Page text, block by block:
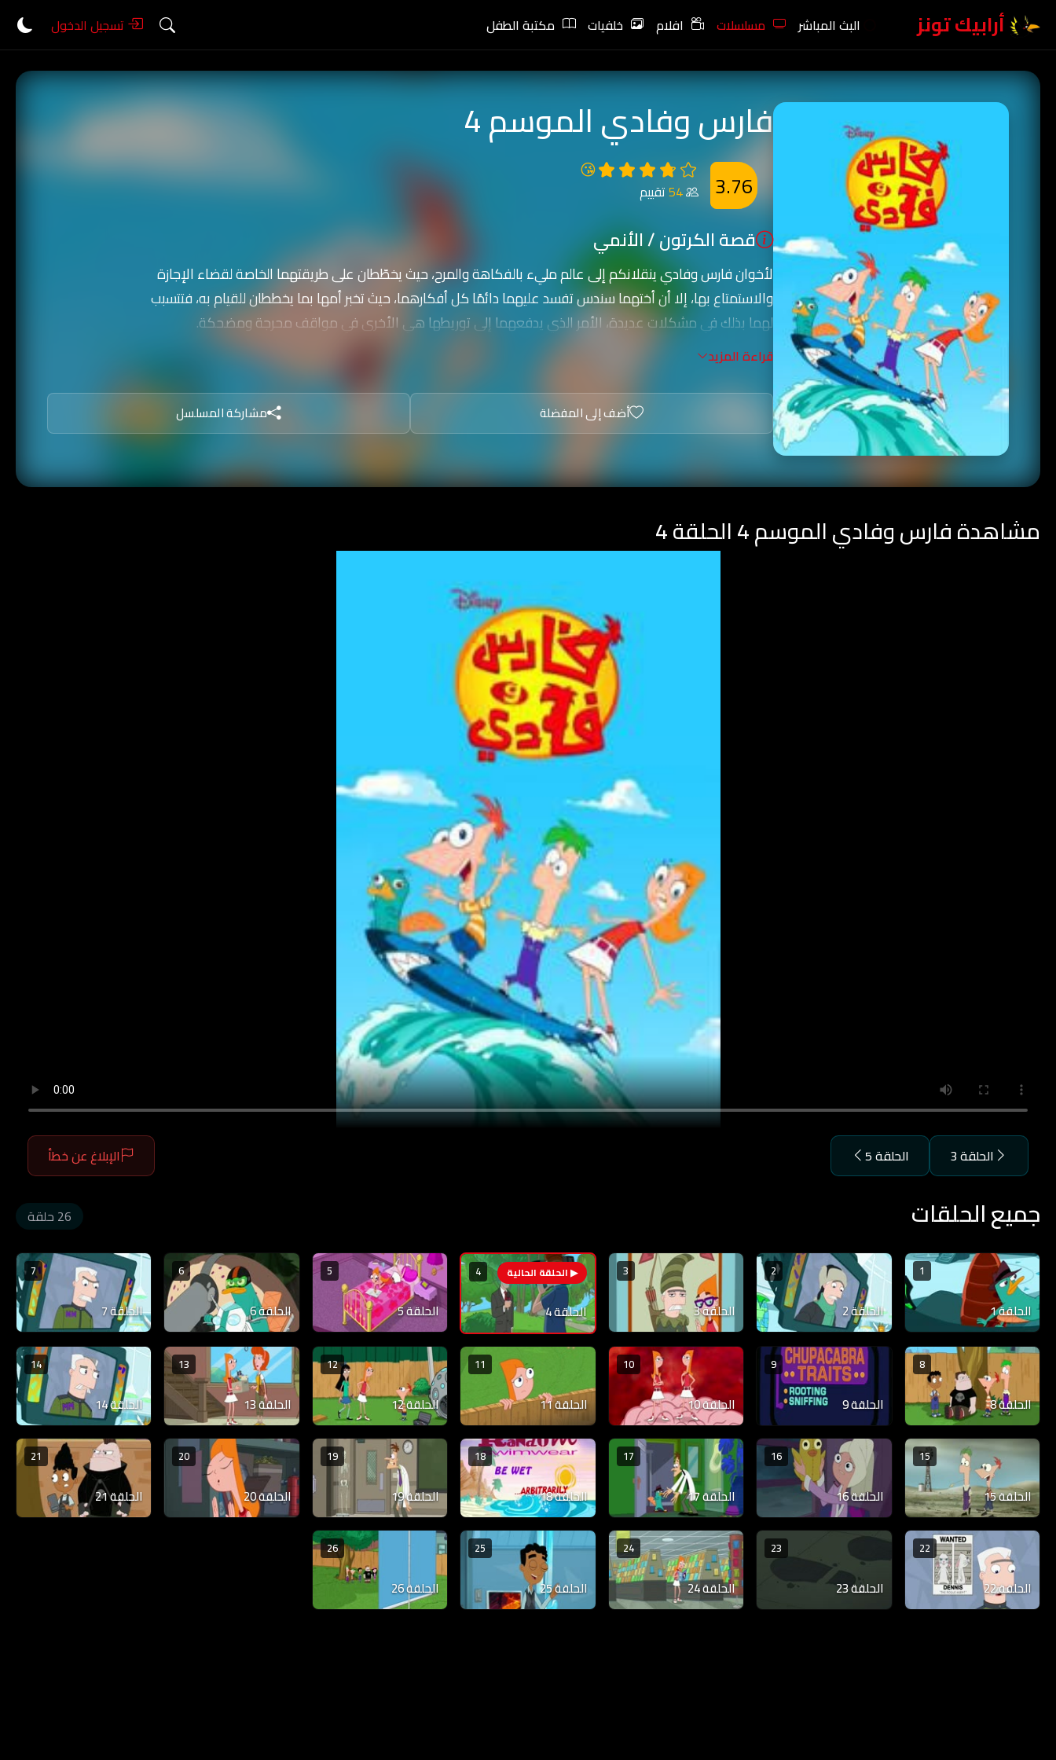
أرابيك تونز البث المباشر مسلسلات افلام خلفيات مكتبة الطفل تسجيل الدخول
فارس وفادي الموسم 4
😘
54تقييم 3.76
قصة الكرتون / الأنمي
لأخوان فارس وفادي ينقلانكم إلى عالم مليء بالفكاهة والمرح، حيث يخطّطان على طريقتهما الخاصة لقضاء الإجازة
والاستمتاع بها، إلا أن أختهما سندس تفسد عليهما دائمًا كل أفكارهما، حيث تخبر أمها بما يخططان للقيام به، فتتسبب
لهما بذلك في مشكلات عديدة، الأمر الذي يدفعهما إلى توريطها هي الأخرى في مواقف محرجة ومضحكة.
قراءة المزيد
أضف إلى المفضلة مشاركة المسلسل
مشاهدة فارس وفادي الموسم 4 الحلقة 4
الحلقة 3 الحلقة 5 الإبلاغ عن خطأ
جميع الحلقات 26 حلقة
1
الحلقة 1
2
الحلقة 2
3
الحلقة 3
4
الحلقة 4
5
الحلقة 5
6
الحلقة 6
7
الحلقة 7
8
الحلقة 8
9
الحلقة 9
10
الحلقة 10
11
الحلقة 11
12
الحلقة 12
13
الحلقة 13
14
الحلقة 14
15
الحلقة 15
16
الحلقة 16
17
الحلقة 17
18
الحلقة 18
19
الحلقة 19
20
الحلقة 20
21
الحلقة 21
22
الحلقة 22
23
الحلقة 23
24
الحلقة 24
25
الحلقة 25
26
الحلقة 26